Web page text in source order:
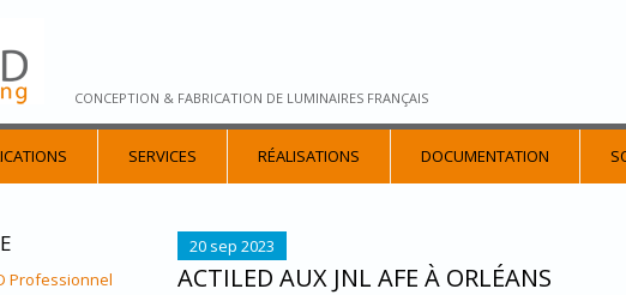
CONCEPTION & FABRICATION DE LUMINAIRES FRANÇAIS
SERVICES RÉALISATIONS DOCUMENTATION
20 sep 2023
ACTILED AUX JNL AFE À ORLÉANS
Professionnel